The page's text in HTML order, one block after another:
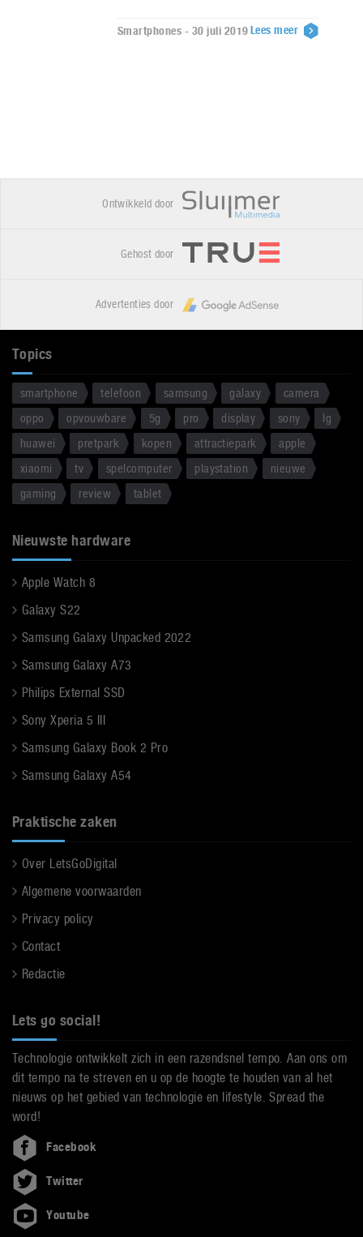
Smartphones - 30 juli 2019Lees meer
Ontwikkeld door
Gehost door
Advertenties door
Topics
smartphone telefoon samsung galaxy
camera
oppo
opvouwbare 5g pro display sony
lg
huawei
pretpark kopen attractiepark
apple
xiaomi
tv spelcomputer playstation
nieuwe
gaming
review tablet
Nieuwste hardware
Apple Watch 8
Galaxy S22
Samsung Galaxy Unpacked 2022
Samsung Galaxy A73
Philips External SSD
Sony Xperia 5 III
Samsung Galaxy Book 2 Pro
Samsung Galaxy A54
Praktische zaken
Over LetsGoDigital
Algemene voorwaarden
Privacy policy
Contact
Redactie
Lets go social!
Technologie ontwikkelt zich in een razendsnel tempo. Aan ons om
dit tempo na te streven en u op de hoogte te houden van al het
nieuws op het gebied van technologie en lifestyle. Spread the
word!
Facebook
Twitter
Youtube